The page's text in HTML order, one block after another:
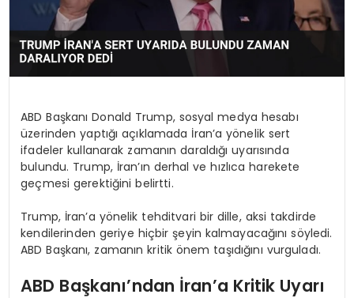
ABD Başkanı Donald Trump, sosyal medya hesabı
üzerinden yaptığı açıklamada İran’a yönelik sert
ifadeler kullanarak zamanın daraldığı uyarısında
bulundu. Trump, İran’ın derhal ve hızlıca harekete
geçmesi gerektiğini belirtti.
Trump, İran’a yönelik tehditvari bir dille, aksi takdirde
kendilerinden geriye hiçbir şeyin kalmayacağını söyledi.
ABD Başkanı, zamanın kritik önem taşıdığını vurguladı.
ABD Başkanı’ndan İran’a Kritik Uyarı